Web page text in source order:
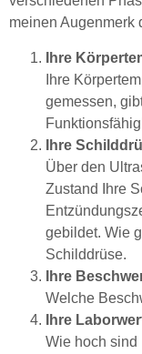
meinen Augenmerk
Ihre
Ihre
gemessen,
Ihre
Über den
Zustand Ihre
gebildet. Wie
Schilddrüse.
Ihre
Welche
Ihre
Wie hoch sind